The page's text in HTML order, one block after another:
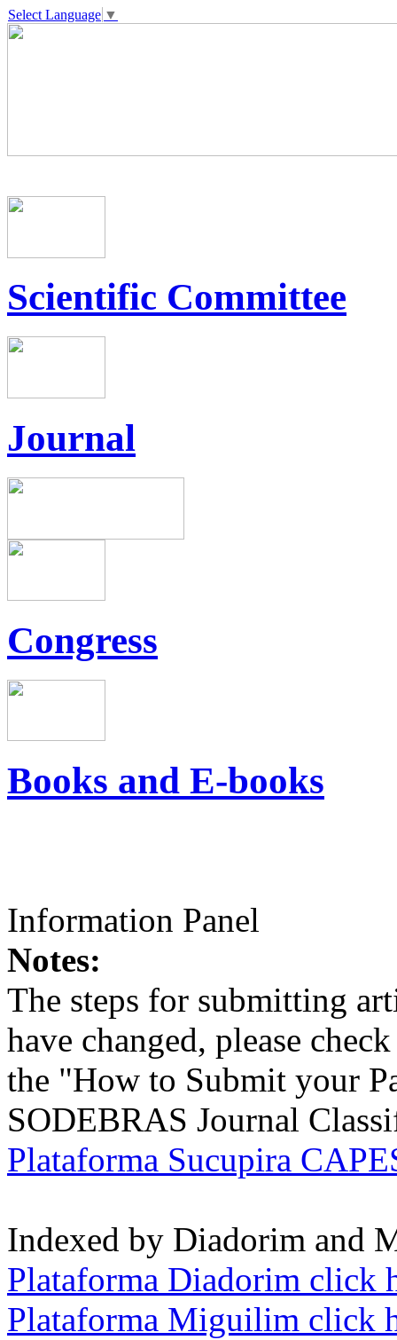
Select Language ▼
Scientific Committee
Journal
Congress
Books and E-books
Information Panel
Notes:
The steps for submitting
have changed, please
the "How to Submit your
SODEBRAS Journal
Plataforma Sucupira
Indexed by Diadorim and
Plataforma Diadorim click
Plataforma Miguilim click